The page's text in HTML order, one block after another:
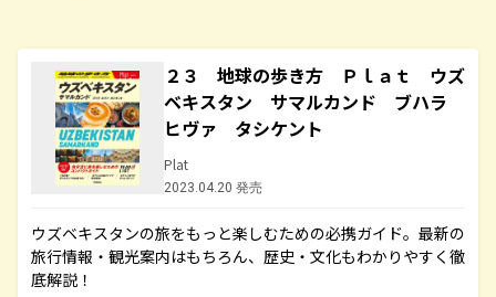
２３ 地球の歩き方 Ｐｌａｔ ウズ
ベキスタン サマルカンド ブハラ
ヒヴァ タシケント
Plat
2023.04.20 発売
ウズベキスタンの旅をもっと楽しむための必携ガイド。最新の
旅行情報・観光案内はもちろん、歴史・文化もわかりやすく徹
底解説！